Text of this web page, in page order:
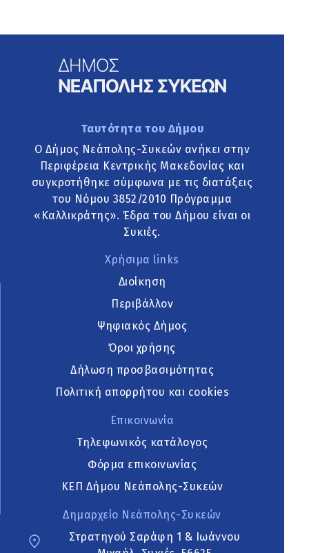
Ταυτότητα του Δήμου
Ο Δήμος Νεάπολης-Συκεών ανήκει στην
Περιφέρεια Κεντρικής Μακεδονίας και
συγκροτήθηκε σύμφωνα με τις διατάξεις
του Νόμου 3852/2010 Πρόγραμμα
«Καλλικράτης». Έδρα του Δήμου είναι οι
Συκιές.
Χρήσιμα links
Διοίκηση
Περιβάλλον
Ψηφιακός Δήμος
Όροι χρήσης
Δήλωση προσβασιμότητας
Πολιτική απορρήτου και cookies
Επικοινωνία
Τηλεφωνικός κατάλογος
Φόρμα επικοινωνίας
ΚΕΠ Δήμου Νεάπολης-Συκεών
Δημαρχείο Νεάπολης-Συκεών
Στρατηγού Σαράφη 1 & Ιωάννου